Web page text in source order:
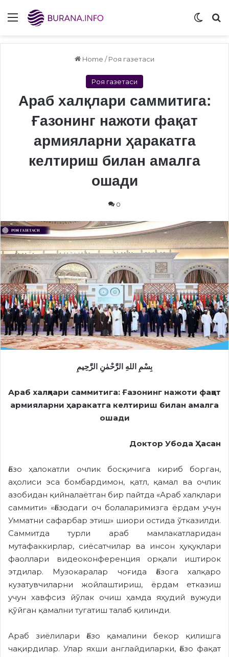
Menu
Home / Роя газетаси
Роя газетаси
Араб халқлари саммитига:
Ғазонинг нажоти фақат
армияларни ҳаракатга
келтириш билан амалга
ошади
0
بِسْمِ اللهِ الرَّحْمٰنِ الرَّحِيمِ
Араб халқлари саммитига: Ғазонинг нажоти фақат
армияларни ҳаракатга келтириш билан амалга
ошади
Доктор Убода Ҳасан
Ғазо ҳалокатли очлик босқичига кириб борган,
аҳолиси эса бомбардимон, қатл, қамал ва очлик
азобидан қийналаётган бир пайтда «Араб халқлари
саммити» «Ғазодаги оч болаларимизга ёрдам учун
Умматни сафарбар этиш» шиори остида ўтказилди.
Саммитда турли араб мамлакатларидан
мутафаккирлар, сиёсатчилар ва инсон ҳуқуқлари
фаоллари видеоконференция орқали иштирок
этдилар. Музокаралар чоғида Ғазога халқаро
кузатувчиларни жойлаштириш, ёрдам етказиш
учун хавфсиз йўлак очиш ҳамда яҳудий вужуди
қўйган қамални тугатиш талаб қилинди.
Араб зиёлилари Ғазо қамалини бекор қилишга
чақирдилар. Улар яхши англайдиларки, Ғазо фақат